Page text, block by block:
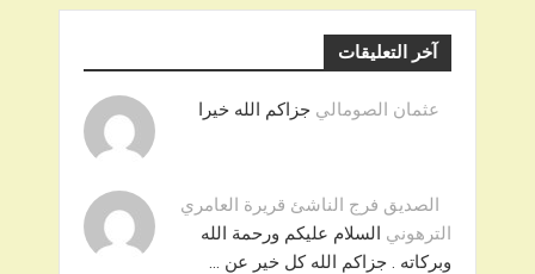
آخر التعليقات
عثمان الصومالي جزاكم الله خيرا
الصديق فرج الناشئ قريرة العامري
الترهوني السلام عليكم ورحمة الله
وبركاته . جزاكم الله كل خير عن …